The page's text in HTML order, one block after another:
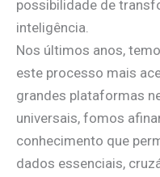
possibilidade de
inteligência.
Nos últimos anos,
este processo mais
grandes plataformas
universais, fomos
conhecimento que
dados essenciais,